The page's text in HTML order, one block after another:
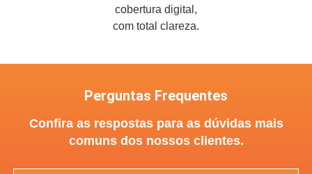
cobertura digital,
com total clareza.
Perguntas Frequentes
Confira as respostas para as dúvidas mais
comuns dos nossos clientes.